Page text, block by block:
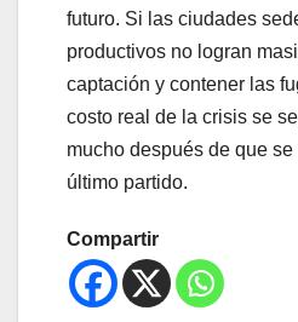
futuro. Si las ciudades
productivos no logran
captación y contener las
costo real de la crisis se
mucho después de que se
último partido.
Compartir